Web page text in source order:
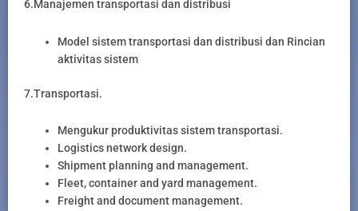
6.Manajemen transportasi dan distribusi
Model sistem transportasi dan distribusi dan Rincian
aktivitas sistem
7.Transportasi.
Mengukur produktivitas sistem transportasi.
Logistics network design.
Shipment planning and management.
Fleet, container and yard management.
Freight and document management.